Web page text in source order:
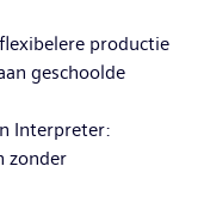
productie
geschoolde
Interpreter:
zonder